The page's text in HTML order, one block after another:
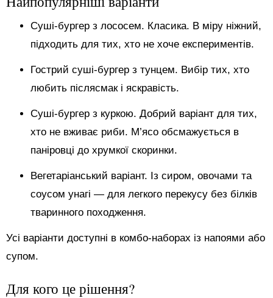
Суші-бургер з лососем. Класика. В міру ніжний,
підходить для тих, хто не хоче експериментів.
Гострий суші-бургер з тунцем. Вибір тих, хто
любить післясмак і яскравість.
Суші-бургер з куркою. Добрий варіант для тих,
хто не вживає риби. М’ясо обсмажується в
паніровці до хрумкої скоринки.
Вегетаріанський варіант. Із сиром, овочами та
соусом унагі — для легкого перекусу без білків
тваринного походження.
Усі варіанти доступні в комбо-наборах із напоями або
супом.
Для кого це рішення?